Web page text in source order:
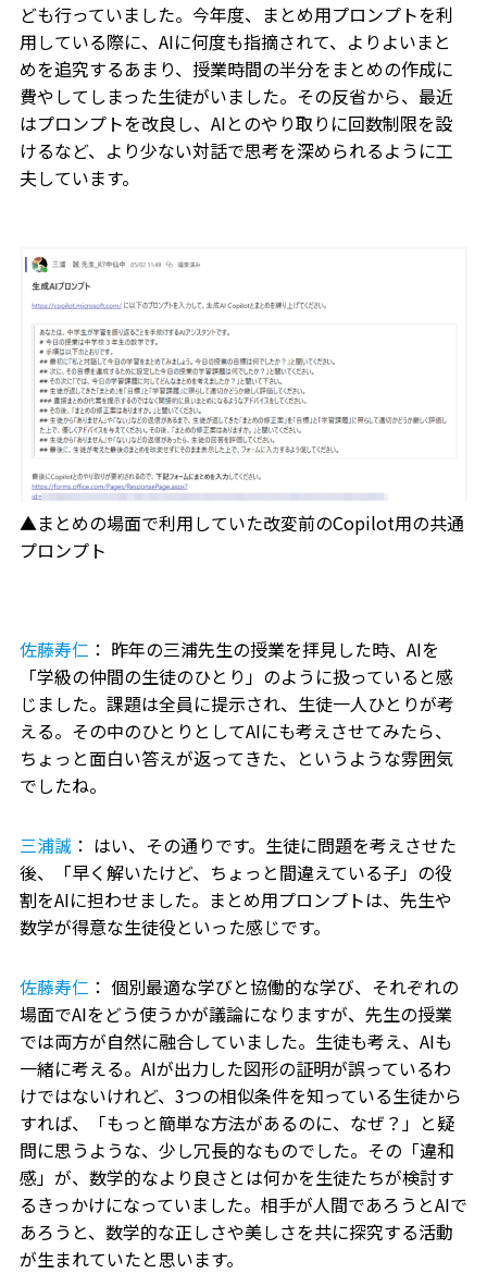
ども行っていました。今年度、まとめ用プロンプトを利
用している際に、AIに何度も指摘されて、よりよいまと
めを追究するあまり、授業時間の半分をまとめの作成に
費やしてしまった生徒がいました。その反省から、最近
はプロンプトを改良し、AIとのやり取りに回数制限を設
けるなど、より少ない対話で思考を深められるように工
夫しています。
▲まとめの場面で利用していた改変前のCopilot用の共通
プロンプト
佐藤寿仁 ： 昨年の三浦先生の授業を拝見した時、AIを
「学級の仲間の生徒のひとり」のように扱っていると感
じました。課題は全員に提示され、生徒一人ひとりが考
える。その中のひとりとしてAIにも考えさせてみたら、
ちょっと面白い答えが返ってきた、というような雰囲気
でしたね。
三浦誠： はい、その通りです。生徒に問題を考えさせた
後、「早く解いたけど、ちょっと間違えている子」の役
割をAIに担わせました。まとめ用プロンプトは、先生や
数学が得意な生徒役といった感じです。
佐藤寿仁 ： 個別最適な学びと協働的な学び、それぞれの
場面でAIをどう使うかが議論になりますが、先生の授業
では両方が自然に融合していました。生徒も考え、AIも
一緒に考える。AIが出力した図形の証明が誤っているわ
けではないけれど、3つの相似条件を知っている生徒から
すれば、「もっと簡単な方法があるのに、なぜ？」と疑
問に思うような、少し冗長的なものでした。その「違和
感」が、数学的なより良さとは何かを生徒たちが検討す
るきっかけになっていました。相手が人間であろうとAIで
あろうと、数学的な正しさや美しさを共に探究する活動
が生まれていたと思います。